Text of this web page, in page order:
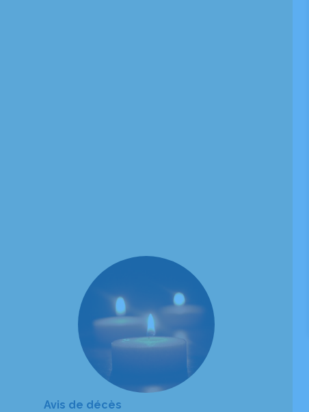
Avis de décès